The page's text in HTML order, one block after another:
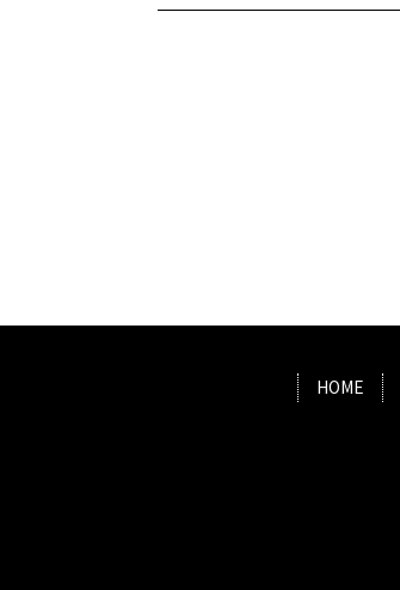
HOME